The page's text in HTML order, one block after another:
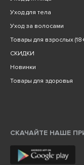
Уход для тела
Уход за волосами
Товары для взрослых
СКИДКИ
Новинки
Товары для здоровья
СКАЧАЙТЕ НАШЕ